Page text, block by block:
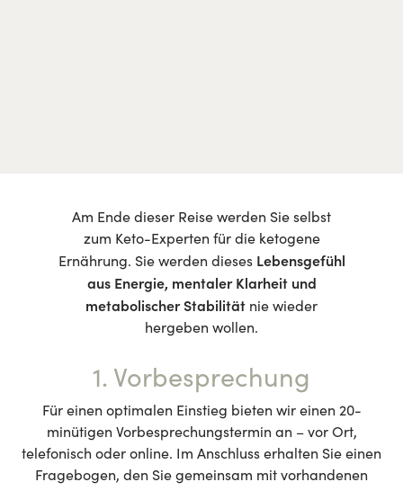
Am Ende dieser Reise werden Sie selbst
zum Keto-Experten für die ketogene
Ernährung. Sie werden dieses Lebensgefühl
aus Energie, mentaler Klarheit und
metabolischer Stabilität nie wieder
hergeben wollen.
1. Vorbesprechung
Für einen optimalen Einstieg bieten wir einen 20-
minütigen Vorbesprechungstermin an – vor Ort,
telefonisch oder online. Im Anschluss erhalten Sie einen
Fragebogen, den Sie gemeinsam mit vorhandenen